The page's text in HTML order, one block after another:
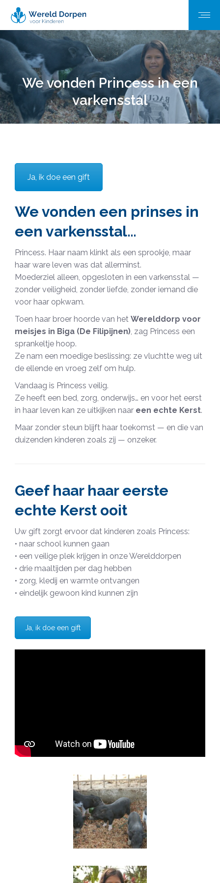
We vonden Princess in een
varkensstal
Ja, ik doe een gift
We vonden een prinses in
een varkensstal…
Princess. Haar naam klinkt als een sprookje, maar
haar ware leven was dat allerminst.
Moederziel alleen, opgesloten in een varkensstal —
zonder veiligheid, zonder liefde, zonder iemand die
voor haar opkwam.
Toen haar broer hoorde van het Werelddorp voor
meisjes in Biga (De Filipijnen) , zag Princess een
sprankeltje hoop.
Ze nam een moedige beslissing: ze vluchtte weg uit
de ellende en vroeg zelf om hulp.
Vandaag is Princess veilig.
Ze heeft een bed, zorg, onderwijs… en voor het eerst
in haar leven kan ze uitkijken naar een echte Kerst.
Maar zonder steun blijft haar toekomst — en die van
duizenden kinderen zoals zij — onzeker.
Geef haar haar eerste
echte Kerst ooit
Uw gift zorgt ervoor dat kinderen zoals Princess:
• naar school kunnen gaan
• een veilige plek krijgen in onze Werelddorpen
• drie maaltijden per dag hebben
• zorg, kledij en warmte ontvangen
• eindelijk gewoon kind kunnen zijn
Ja, ik doe een gift